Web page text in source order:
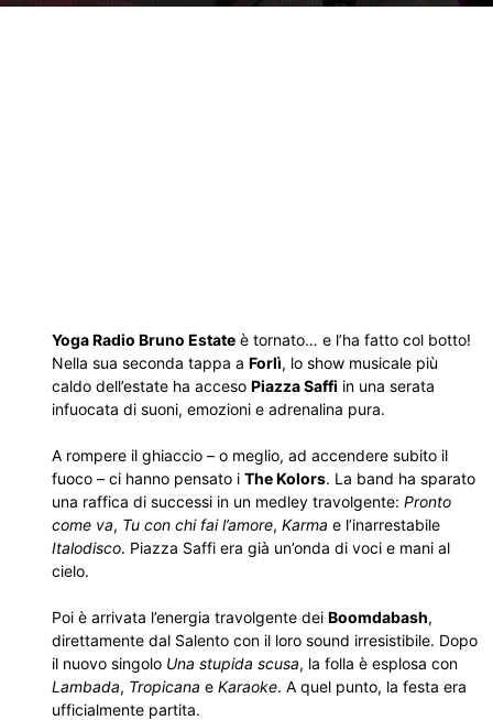
Yoga Radio Bruno Estate è tornato… e l’ha fatto col botto!
Nella sua seconda tappa a Forlì, lo show musicale più
caldo dell’estate ha acceso Piazza Saffi in una serata
infuocata di suoni, emozioni e adrenalina pura.
A rompere il ghiaccio – o meglio, ad accendere subito il
fuoco – ci hanno pensato i The Kolors. La band ha sparato
una raffica di successi in un medley travolgente: Pronto
come va, Tu con chi fai l’amore, Karma e l’inarrestabile
Italodisco. Piazza Saffi era già un’onda di voci e mani al
cielo.
Poi è arrivata l’energia travolgente dei Boomdabash,
direttamente dal Salento con il loro sound irresistibile. Dopo
il nuovo singolo Una stupida scusa, la folla è esplosa con
Lambada, Tropicana e Karaoke. A quel punto, la festa era
ufficialmente partita.